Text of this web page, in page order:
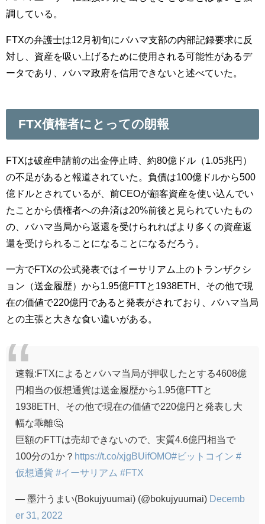
調している。
FTXの弁護士は12月初旬にバハマ支部の内部記録要求に反
対し、資産を吸い上げるために使用される可能性があるデ
ータであり、バハマ政府を信用できないと述べていた。
FTX債権者にとっての朗報
FTXは破産申請前の出金停止時、約80億ドル（1.05兆円）
の不足があると報道されていた。負債は100億ドルから500
億ドルとされているが、前CEOが顧客資産を使い込んでい
たことから債権者への弁済は20%前後と見られていたもの
の、バハマ当局から返還を受けられればより多くの資産返
還を受けられることになることになるだろう。
一方でFTXの公式発表ではイーサリアム上のトランザクシ
ョン（送金履歴）から1.95億FTTと1938ETH、その他で現
在の価値で220億円であると発表がされており、バハマ当局
との主張と大きな食い違いがある。
速報:FTXによるとバハマ当局が押収したとする4608億
円相当の仮想通貨は送金履歴から1.95億FTTと
1938ETH、その他で現在の価値で220億円と発表し大
幅な乖離🤔
巨額のFTTは売却できないので、実質4.6億円相当で
100分の1か？ https://t.co/xjgBUifOMO#ビットコイン #
仮想通貨 #イーサリアム #FTX
— 墨汁うまい(Bokujyuumai) (@bokujyuumai) Decemb
er 31, 2022